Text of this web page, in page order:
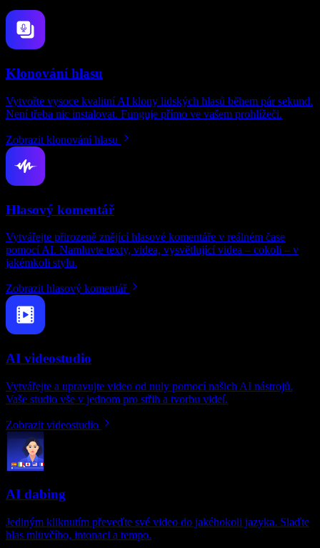
Klonování hlasu
Vytvořte vysoce kvalitní AI klony lidských hlasů během pár sekund.
Není třeba nic instalovat. Funguje přímo ve vašem prohlížeči.
Zobrazit klonování hlasu
Hlasový komentář
Vytvářejte přirozeně znějící hlasové komentáře v reálném čase
pomocí AI. Namluvte texty, videa, vysvětlující videa – cokoli – v
jakémkoli stylu.
Zobrazit hlasový komentář
AI videostudio
Vytvářejte a upravujte video od nuly pomocí našich AI nástrojů.
Vaše studio vše v jednom pro střih a tvorbu videí.
Zobrazit videostudio
AI dabing
Jediným kliknutím převeďte své video do jakéhokoli jazyka. Slaďte
hlas mluvčího, intonaci a tempo.